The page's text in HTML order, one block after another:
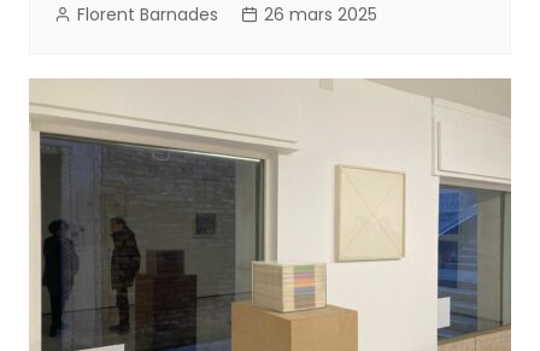
Florent Barnades 26 mars 2025